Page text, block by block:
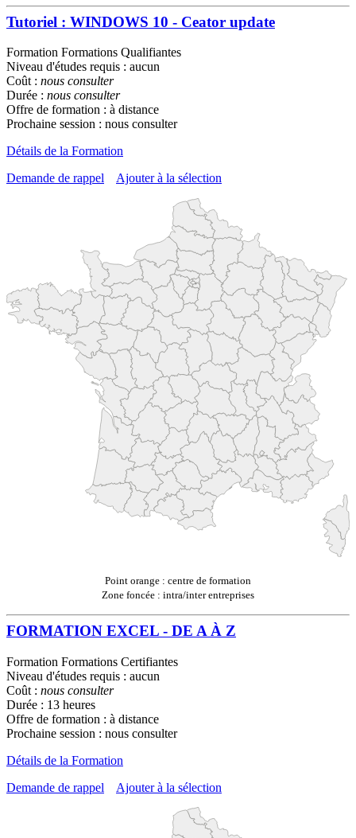
Tutoriel : WINDOWS 10 - Ceator update
Formation Formations Qualifiantes
Niveau d'études requis : aucun
Coût : nous consulter
Durée : nous consulter
Offre de formation : à distance
Prochaine session : nous consulter
Détails de la Formation
Demande de rappel
Ajouter à la sélection
Point orange : centre de formation
Zone foncée : intra/inter entreprises
FORMATION EXCEL - DE A À Z
Formation Formations Certifiantes
Niveau d'études requis : aucun
Coût : nous consulter
Durée : 13 heures
Offre de formation : à distance
Prochaine session : nous consulter
Détails de la Formation
Demande de rappel
Ajouter à la sélection